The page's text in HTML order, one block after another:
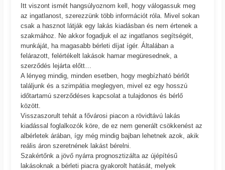
Itt viszont ismét hangsúlyoznom kell, hogy válogassuk meg
az ingatlanost, szerezzünk több információt róla. Mivel sokan
csak a hasznot látják egy lakás kiadásban és nem értenek a
szakmához. Ne akkor fogadjuk el az ingatlanos segítségét,
munkáját, ha magasabb bérleti díjat ígér. Általában a
felárazott, felértékelt lakások hamar megüresednek, a
szerződés lejárta előtt…
A lényeg mindig, minden esetben, hogy megbízható bérlőt
találjunk és a szimpátia meglegyen, mivel ez egy hosszú
időtartamú szerződéses kapcsolat a tulajdonos és bérlő
között.
Visszaszorult tehát a fővárosi piacon a rövidtávú lakás
kiadással foglalkozók köre, de ez nem generált csökkenést az
albérletek árában, így még mindig bajban lehetnek azok, akik
reális áron szeretnének lakást bérelni.
Szakértőnk a jövő nyárra prognosztizálta az újépítésű
lakásoknak a bérleti piacra gyakorolt hatását, melyek